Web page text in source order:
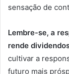
sensação de
Lembre-se, a
rende
cultivar a
futuro mais